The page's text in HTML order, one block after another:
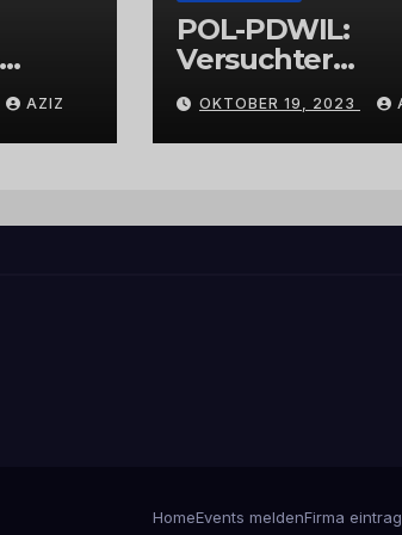
AZIZ
POL-PDWIL:
Versuchter
Einbruch im
Gewerbegebiet
Wittlich
OKTOBER 19, 2023
HomeEvents meldenFirma